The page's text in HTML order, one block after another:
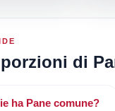
di
ha Pane comune?